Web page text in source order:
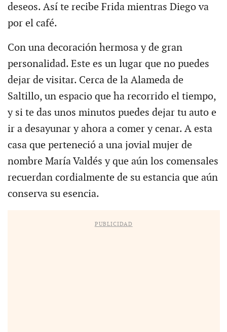
deseos. Así te recibe Frida mientras Diego va
por el café.
Con una decoración hermosa y de gran
personalidad. Este es un lugar que no puedes
dejar de visitar. Cerca de la Alameda de
Saltillo, un espacio que ha recorrido el tiempo,
y si te das unos minutos puedes dejar tu auto e
ir a desayunar y ahora a comer y cenar. A esta
casa que perteneció a una jovial mujer de
nombre María Valdés y que aún los comensales
recuerdan cordialmente de su estancia que aún
conserva su esencia.
PUBLICIDAD